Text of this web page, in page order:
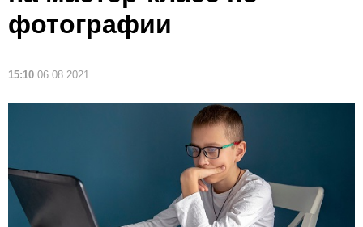
фотографии
15:10 06.08.2021